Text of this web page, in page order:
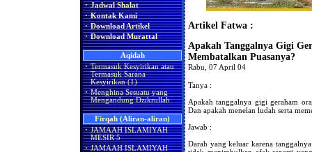
· Jadwal Shalat
· Kontak Kami
· Download Artikel
· Download Murattal
Aqidah
· Termasuk Kesyirikan atau
Termasuk Sarana
Kesyirikan (1)
· Menghina Sesuatu yang
Mengandung Dzikrullah
Firqah (Aliran-aliran)
· JAMAAH ISLAMIYAH
MESIR 5
· JAMAAH ISLAMIYAH
Artikel Fatwa :
Apakah Tanggalnya Gigi
Membatalkan Puasanya?
Rabu, 07 April 04
Tanya :
Apakah tanggalnya gigi geraham
Dan apakah menelan ludah serta
Jawab :
Darah yang keluar karena